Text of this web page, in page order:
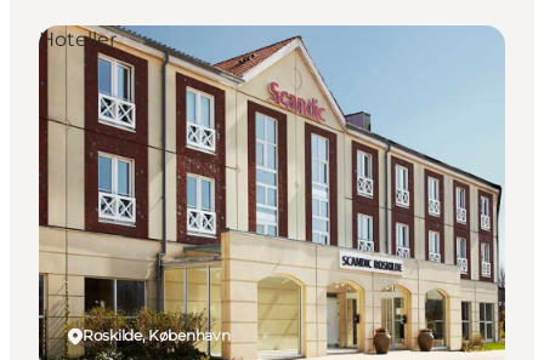
Roskilde, København
Hoteller